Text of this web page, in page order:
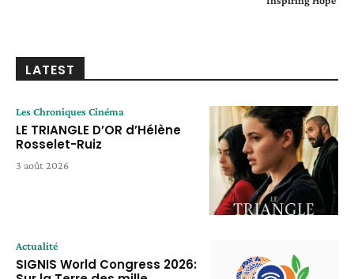
LATEST
Les Chroniques Cinéma
LE TRIANGLE D’OR d’Hélène
Rosselet-Ruiz
3 août 2026
Actualité
SIGNIS World Congress 2026: